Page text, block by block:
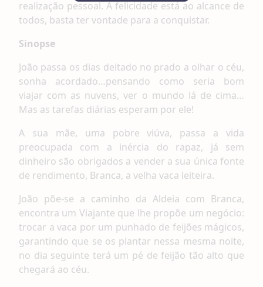
realização pessoal. A felicidade está ao alcance de
todos, basta ter vontade para a conquistar.
Sinopse
João passa os dias deitado no prado a olhar o céu,
sonha acordado…pensando como seria bom
viajar com as nuvens, ver o mundo lá de cima…
Mas as tarefas diárias esperam por ele!
A sua mãe, uma pobre viúva, passa a vida
preocupada com a inércia do rapaz, já sem
dinheiro são obrigados a vender a sua única fonte
de rendimento, Branca, a velha vaca leiteira.
João põe-se a caminho da Aldeia com Branca,
encontra um Viajante que lhe propõe um negócio:
trocar a vaca por um punhado de feijões mágicos,
garantindo que se os plantar nessa mesma noite,
no dia seguinte terá um pé de feijão tão alto que
chegará ao céu.